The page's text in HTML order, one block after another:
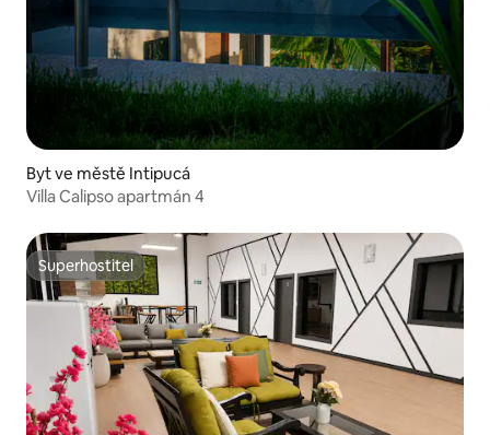
Byt ve městě Intipucá
Villa Calipso apartmán 4
Superhostitel
Superhostitel